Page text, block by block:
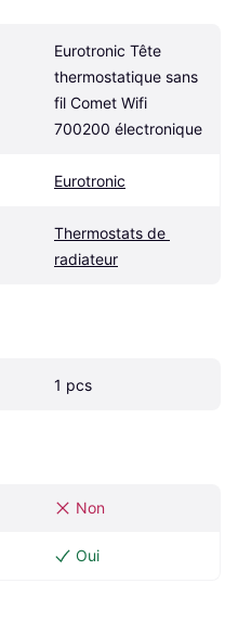
Eurotronic Tête
thermostatique sans
fil Comet Wifi
700200 électronique
Eurotronic
Thermostats de
radiateur
1 pcs
Non
Oui